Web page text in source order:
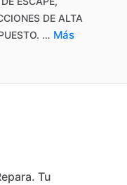
DE ALTA
… Más
Tu